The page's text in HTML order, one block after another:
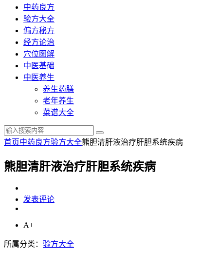
中药良方
验方大全
偏方秘方
经方论治
穴位图解
中医基础
中医养生
养生药膳
老年养生
菜谱大全
首页中药良方验方大全熊胆清肝液治疗肝胆系统疾病
熊胆清肝液治疗肝胆系统疾病
发表评论
A+
所属分类： 验方大全